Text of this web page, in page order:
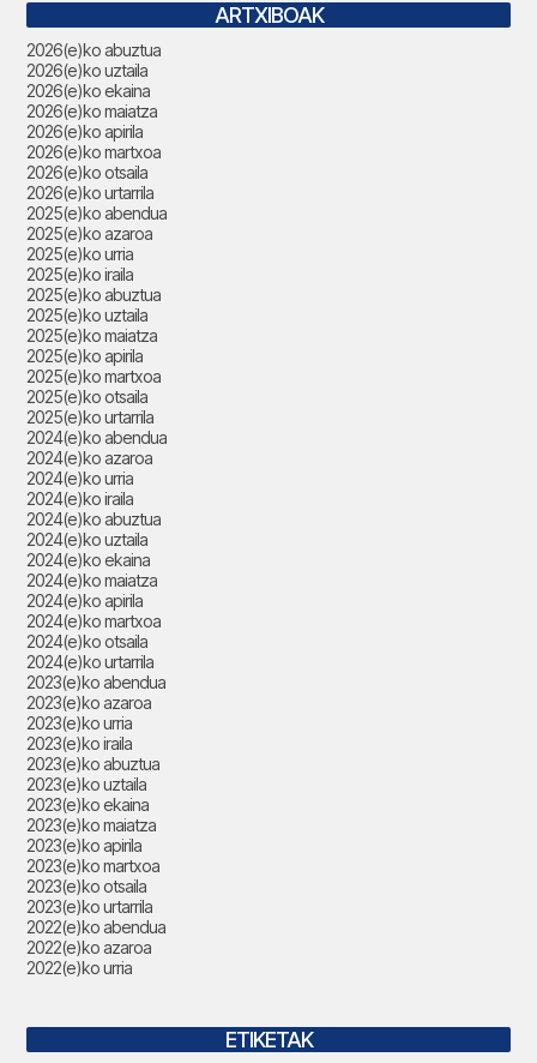
ARTXIBOAK
2026(e)ko abuztua
2026(e)ko uztaila
2026(e)ko ekaina
2026(e)ko maiatza
2026(e)ko apirila
2026(e)ko martxoa
2026(e)ko otsaila
2026(e)ko urtarrila
2025(e)ko abendua
2025(e)ko azaroa
2025(e)ko urria
2025(e)ko iraila
2025(e)ko abuztua
2025(e)ko uztaila
2025(e)ko maiatza
2025(e)ko apirila
2025(e)ko martxoa
2025(e)ko otsaila
2025(e)ko urtarrila
2024(e)ko abendua
2024(e)ko azaroa
2024(e)ko urria
2024(e)ko iraila
2024(e)ko abuztua
2024(e)ko uztaila
2024(e)ko ekaina
2024(e)ko maiatza
2024(e)ko apirila
2024(e)ko martxoa
2024(e)ko otsaila
2024(e)ko urtarrila
2023(e)ko abendua
2023(e)ko azaroa
2023(e)ko urria
2023(e)ko iraila
2023(e)ko abuztua
2023(e)ko uztaila
2023(e)ko ekaina
2023(e)ko maiatza
2023(e)ko apirila
2023(e)ko martxoa
2023(e)ko otsaila
2023(e)ko urtarrila
2022(e)ko abendua
2022(e)ko azaroa
2022(e)ko urria
ETIKETAK